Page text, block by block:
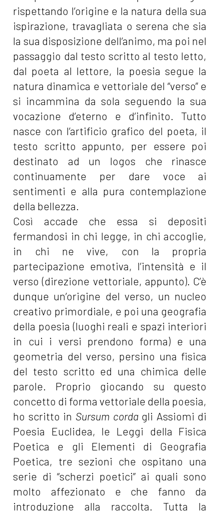
rispettando l’origine e la natura della sua
ispirazione, travagliata o serena che sia
la sua disposizione dell’animo, ma poi nel
passaggio dal testo scritto al testo letto,
dal poeta al lettore, la poesia segue la
natura dinamica e vettoriale del “verso” e
si incammina da sola seguendo la sua
vocazione d’eterno e d’infinito. Tutto
nasce con l’artificio grafico del poeta, il
testo scritto appunto, per essere poi
destinato ad un logos che rinasce
continuamente per dare voce ai
sentimenti e alla pura contemplazione
della bellezza.
Così accade che essa si depositi
fermandosi in chi legge, in chi accoglie,
in chi ne vive, con la propria
partecipazione emotiva, l’intensità e il
verso (direzione vettoriale, appunto). C’è
dunque un’origine del verso, un nucleo
creativo primordiale, e poi una geografia
della poesia (luoghi reali e spazi interiori
in cui i versi prendono forma) e una
geometria del verso, persino una fisica
del testo scritto ed una chimica delle
parole. Proprio giocando su questo
concetto di forma vettoriale della poesia,
ho scritto in Sursum cordagli Assiomi di
Poesia Euclidea, le Leggi della Fisica
Poetica e gli Elementi di Geografia
Poetica, tre sezioni che ospitano una
serie di “scherzi poetici” ai quali sono
molto affezionato e che fanno da
introduzione alla raccolta. Tutta la